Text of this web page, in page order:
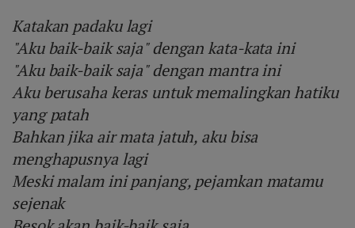
Katakan padaku lagi
"Aku baik-baik saja" dengan kata-kata ini
"Aku baik-baik saja" dengan mantra ini
Aku berusaha keras untuk memalingkan hatiku
yang patah
Bahkan jika air mata jatuh, aku bisa
menghapusnya lagi
Meski malam ini panjang, pejamkan matamu
sejenak